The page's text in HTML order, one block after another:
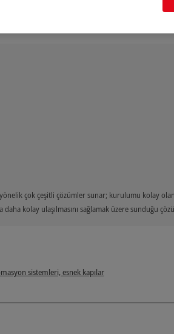
çok çeşitli çözümler sunar; kurulumu kolay
kolay ulaşılmasını sağlamak üzere sunduğu
sistemleri, esnek kapılar